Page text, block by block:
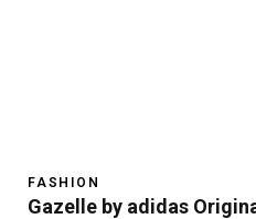
FASHION
Gazelle by adidas